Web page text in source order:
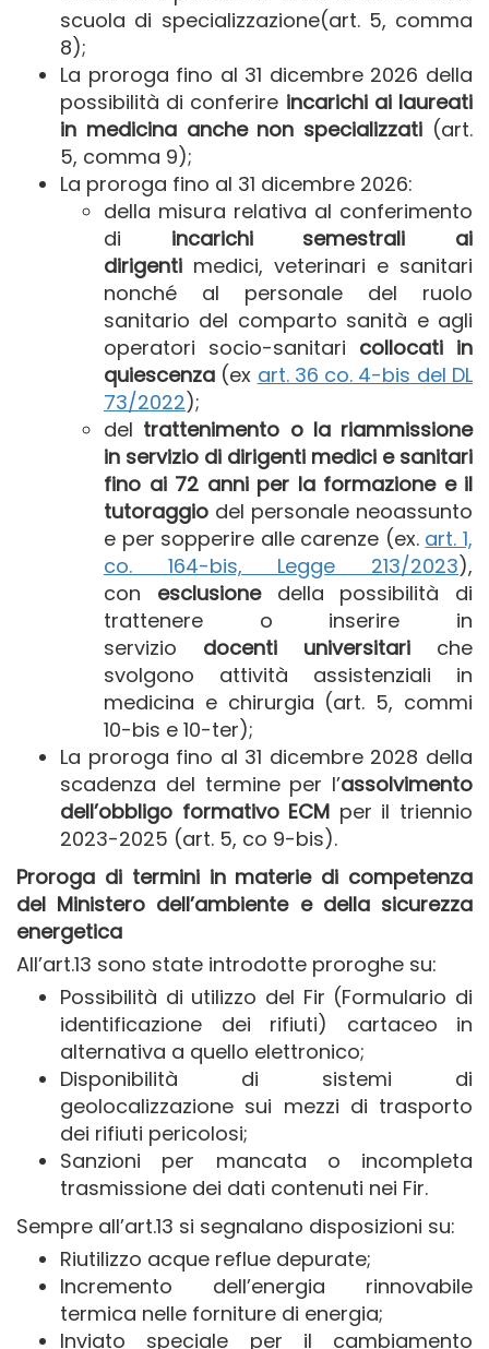
scuola di specializzazione(art. 5, comma
8);
La proroga fino al 31 dicembre 2026 della
possibilità di conferire incarichi ai laureati
in medicina anche non specializzati (art.
5, comma 9);
La proroga fino al 31 dicembre 2026:
della misura relativa al conferimento
di incarichi semestrali ai
dirigenti medici, veterinari e sanitari
nonché al personale del ruolo
sanitario del comparto sanità e agli
operatori socio-sanitari collocati in
quiescenza (ex art. 36 co. 4-bis del DL
73/2022);
del trattenimento o la riammissione
in servizio di dirigenti medici e sanitari
fino ai 72 anni per la formazione e il
tutoraggio del personale neoassunto
e per sopperire alle carenze (ex. art. 1,
co. 164-bis, Legge 213/2023),
con esclusionedella possibilità di
trattenere o inserire in
servizio docenti universitari che
svolgono attività assistenziali in
medicina e chirurgia (art. 5, commi
10-bis e 10-ter);
La proroga fino al 31 dicembre 2028 della
scadenza del termine per l’assolvimento
dell’obbligo formativo ECM per il triennio
2023-2025 (art. 5, co 9-bis).
Proroga di termini in materie di competenza
del Ministero dell’ambiente e della sicurezza
energetica
All’art.13 sono state introdotte proroghe su:
Possibilità di utilizzo del Fir (Formulario di
identificazione dei rifiuti) cartaceo in
alternativa a quello elettronico;
Disponibilità di sistemi di
geolocalizzazione sui mezzi di trasporto
dei rifiuti pericolosi;
Sanzioni per mancata o incompleta
trasmissione dei dati contenuti nei Fir.
Sempre all’art.13 si segnalano disposizioni su:
Riutilizzo acque reflue depurate;
Incremento dell’energia rinnovabile
termica nelle forniture di energia;
Inviato speciale per il cambiamento